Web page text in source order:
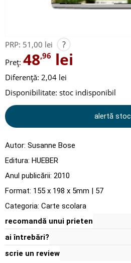
PRP: 51,00 lei ?
Preț: 48,96 lei
Diferență: 2,04 lei
Disponibilitate: stoc indisponibil
alertă stoc
Autor: Susanne Bose
Editura: HUEBER
Anul publicării: 2010
Format: 155 x 198 x 5mm | 57
Categoria: Carte scolara
recomandă unui prieten
ai întrebări?
scrie un review